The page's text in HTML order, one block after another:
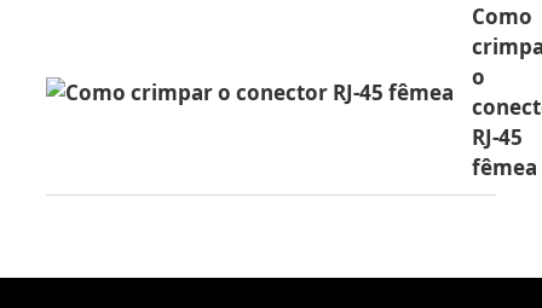
Como
o
RJ-45
fêmea